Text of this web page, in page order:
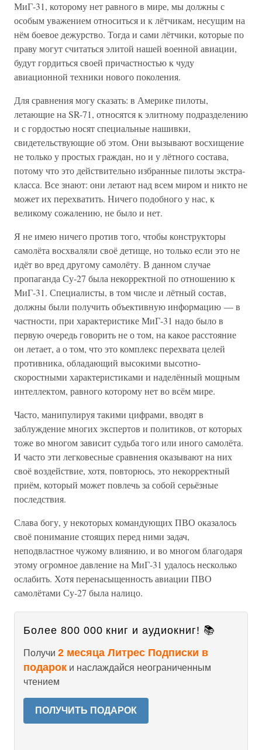
МиГ-31, которому нет равного в мире, мы должны с
особым уважением относиться и к лётчикам, несущим на
нём боевое дежурство. Тогда и сами лётчики, которые по
праву могут считаться элитой нашей военной авиации,
будут гордиться своей причастностью к чуду
авиационной техники нового поколения.
Для сравнения могу сказать: в Америке пилоты,
летающие на SR-71, относятся к элитному подразделению
и с гордостью носят специальные нашивки,
свидетельствующие об этом. Они вызывают восхищение
не только у простых граждан, но и у лётного состава,
потому что это действительно избранные пилоты экстра-
класса. Все знают: они летают над всем миром и никто не
может их перехватить. Ничего подобного у нас, к
великому сожалению, не было и нет.
Я не имею ничего против того, чтобы конструкторы
самолёта восхваляли своё детище, но только если это не
идёт во вред другому самолёту. В данном случае
пропаганда Су-27 была некорректной по отношению к
МиГ-31. Специалисты, в том числе и лётный состав,
должны были получить объективную информацию — в
частности, при характеристике МиГ-31 надо было в
первую очередь говорить не о том, на какое расстояние
он летает, а о том, что это комплекс перехвата целей
противника, обладающий высокими высотно-
скоростными характеристиками и наделённый мощным
интеллектом, равного которому нет во всём мире.
Часто, манипулируя такими цифрами, вводят в
заблуждение многих экспертов и политиков, от которых
тоже во многом зависит судьба того или иного самолёта.
И часто эти легковесные сравнения оказывают на них
своё воздействие, хотя, повторюсь, это некорректный
приём, который может повлечь за собой серьёзные
последствия.
Слава богу, у некоторых командующих ПВО оказалось
своё понимание стоящих перед ними задач,
неподвластное чужому влиянию, и во многом благодаря
этому огромное давление на МиГ-31 удалось несколько
ослабить. Хотя перенасыщенность авиации ПВО
самолётами Су-27 была налицо.
Более 800 000 книг и аудиокниг! 📚
Получи 2 месяца Литрес Подписки в
подарок и наслаждайся неограниченным
чтением
ПОЛУЧИТЬ ПОДАРОК